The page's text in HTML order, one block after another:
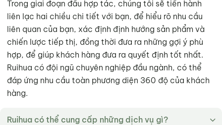
Trong giai đoạn đầu hợp tác, chúng tôi sẽ tiến hành
liên lạc hai chiều chi tiết với bạn, để hiểu rõ nhu cầu
liên quan của bạn, xác định định hướng sản phẩm và
chiến lược tiếp thị, đồng thời đưa ra những gợi ý phù
hợp, để giúp khách hàng đưa ra quyết định tốt nhất.
Ruihua có đội ngũ chuyên nghiệp đầu ngành, có thể
đáp ứng nhu cầu toàn phương diện 360 độ của khách
hàng.
Ruihua có thể cung cấp những dịch vụ gì?